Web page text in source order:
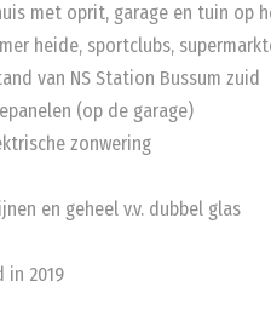
met oprit, garage en tuin op
heide, sportclubs,
van NS Station Bussum zuid
(op de garage)
zonwering
en geheel v.v. dubbel glas
in 2019